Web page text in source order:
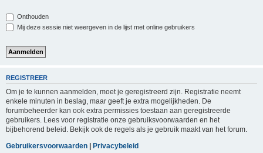
Onthouden
Mij deze sessie niet weergeven in de lijst met online gebruikers
REGISTREER
Om je te kunnen aanmelden, moet je geregistreerd zijn. Registratie neemt
enkele minuten in beslag, maar geeft je extra mogelijkheden. De
forumbeheerder kan ook extra permissies toestaan aan geregistreerde
gebruikers. Lees voor registratie onze gebruiksvoorwaarden en het
bijbehorend beleid. Bekijk ook de regels als je gebruik maakt van het forum.
Gebruikersvoorwaarden | Privacybeleid